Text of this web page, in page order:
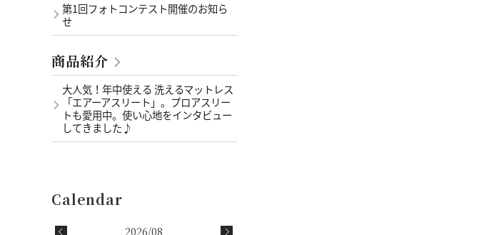
第1回フォトコンテスト開催のお知ら
せ
商品紹介
大人気！年中使える 洗えるマットレス
「エアーアスリート」。プロアスリー
トも愛用中。使い心地をインタビュー
してきました♪
2026/08